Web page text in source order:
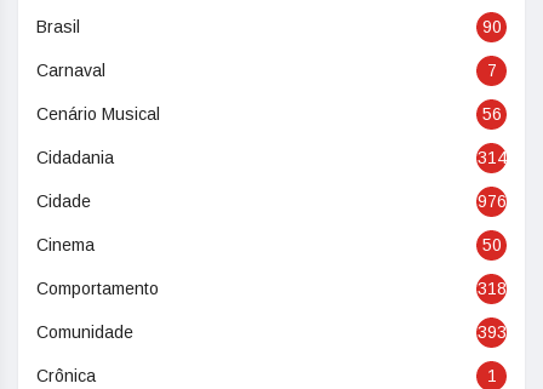
Brasil 90
Carnaval 7
Cenário Musical 56
Cidadania 314
Cidade 976
Cinema 50
Comportamento 318
Comunidade 393
Crônica 1